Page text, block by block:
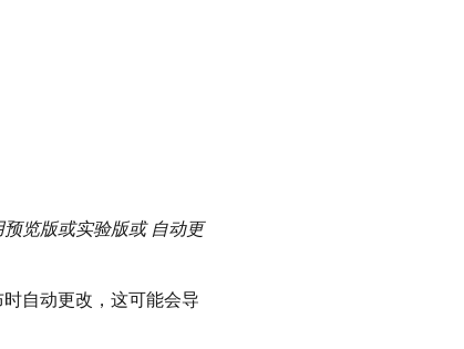
预览版或实验版或 自动更
自动更改，这可能会导